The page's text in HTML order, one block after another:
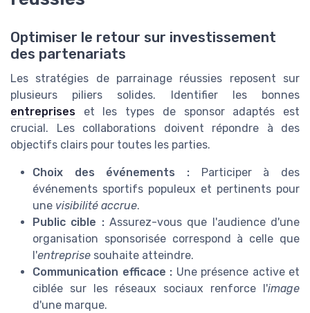
Optimiser le retour sur investissement
des partenariats
Les stratégies de parrainage réussies reposent sur
plusieurs piliers solides. Identifier les bonnes
entreprises et les types de sponsor adaptés est
crucial. Les collaborations doivent répondre à des
objectifs clairs pour toutes les parties.
Choix des événements : Participer à des
événements sportifs populeux et pertinents pour
une visibilité accrue.
Public cible :Assurez-vous que l'audience d'une
organisation sponsorisée correspond à celle que
l'entreprise souhaite atteindre.
Communication efficace : Une présence active et
ciblée sur les réseaux sociaux renforce l'image
d'une marque.